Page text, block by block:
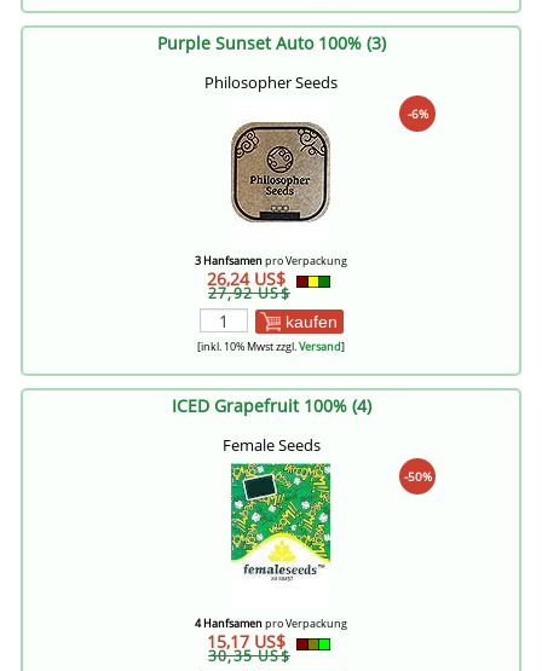
Purple Sunset Auto 100% (3)
Philosopher Seeds
-6%
3 Hanfsamenpro Verpackung
26,24 US$
27,92 US$
kaufen
[inkl. 10% Mwst zzgl.Versand]
ICED Grapefruit 100% (4)
Female Seeds
-50%
4 Hanfsamenpro Verpackung
15,17 US$
30,35 US$